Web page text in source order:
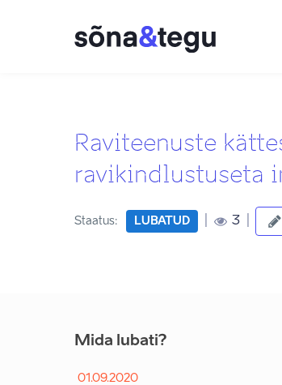
Raviteenuste
ravikindlustuseta
Staatus: LUBATUD 3
Mida lubati?
01.09.2020